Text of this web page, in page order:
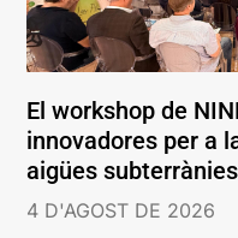
El workshop de
innovadores per a
aigües
4 D'AGOST DE 2026